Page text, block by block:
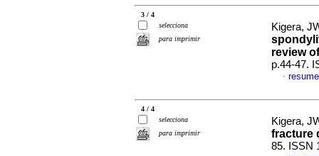
3 / 4
selecciona
para imprimir
Kigera,
review
p.44-47.
·
4 / 4
selecciona
para imprimir
Kigera,
fracture
85. ISSN